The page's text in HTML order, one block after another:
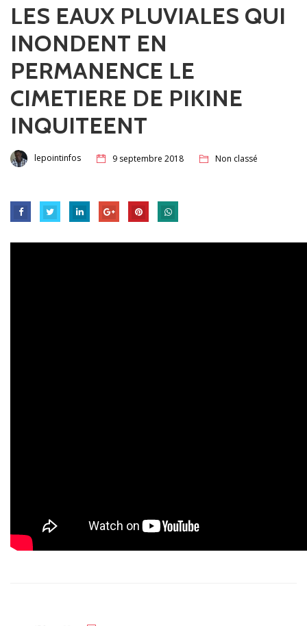
LES EAUX PLUVIALES QUI
INONDENT EN
PERMANENCE LE
CIMETIERE DE PIKINE
INQUITEENT
lepointinfos 9 septembre 2018 Non classé